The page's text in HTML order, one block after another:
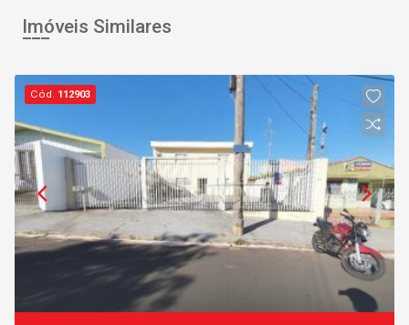
Imóveis Similares
Cód. 112903